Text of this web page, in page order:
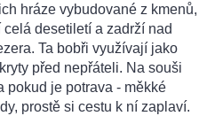
hráze vybudované z kmenů,
desetiletí a zadrží nad
Ta bobři využívají jako
před nepřáteli. Na souši
pokud je potrava - měkké
prostě si cestu k ní zaplaví.